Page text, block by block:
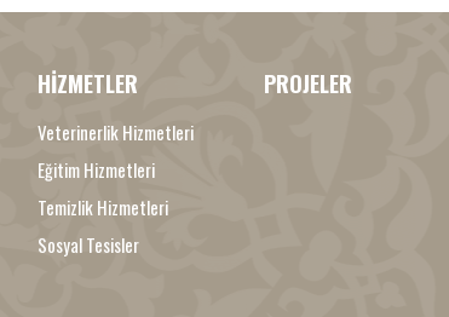
HİZMETLER
Veterinerlik Hizmetleri
Eğitim Hizmetleri
Temizlik Hizmetleri
Sosyal Tesisler
PROJELER